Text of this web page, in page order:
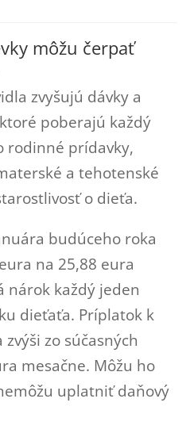
môžu čerpať
zvyšujú dávky a
poberajú každý
rodinné prídavky,
a tehotenské
o dieťa.
budúceho roka
na 25,88 eura
nárok každý jeden
dieťaťa. Príplatok k
zo súčasných
mesačne. Môžu ho
uplatniť daňový